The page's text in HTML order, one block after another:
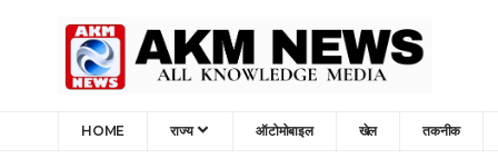
HOME राज्य ऑटोमोबाइल खेल तकनीक